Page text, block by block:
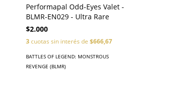
Performapal Odd-Eyes Valet -
BLMR-EN029 - Ultra Rare
$2.000
3cuotas sin interés de$666,67
BATTLES OF LEGEND: MONSTROUS
REVENGE (BLMR)